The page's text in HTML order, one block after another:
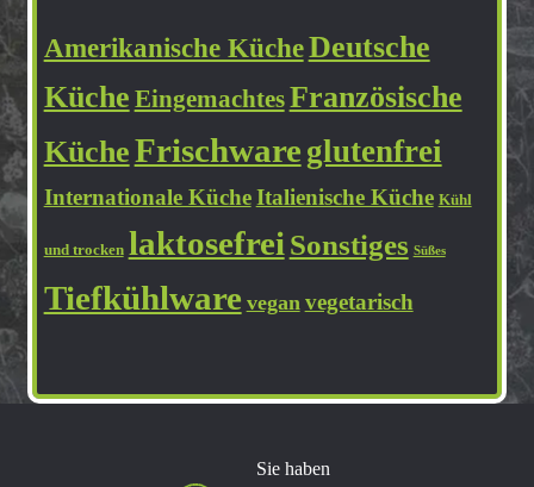
Amerikanische KücheDeutsche
Küche EingemachtesFranzösische
KücheFrischware glutenfrei
Internationale Küche Italienische Küche Kühl
und trocken laktosefrei Sonstiges Süßes
Tiefkühlware vegan vegetarisch
Sie haben